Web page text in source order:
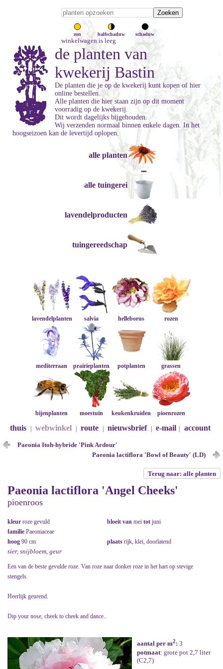
zon halfschaduw schaduw
winkelwagen is leeg
de planten van
kwekerij Bastin
De planten die je op de kwekerij kunt kopen of hier
online bestellen.
Alle planten die hier staan zijn op dit moment
voorradig op de kwekerij.
Dit wordt dagelijks bijgehouden.
Wij verzenden normaal binnen enkele dagen. In het
hoogseizoen kan de levertijd oplopen.
alle planten
alle tuingerei
lavendelproducten
tuingereedschap
lavendelplanten salvia helleborus rozen
mediterraan prairieplanten potplanten grassen
bijenplanten moestuin keukenkruiden pioenrozen
thuis webwinkel route nieuwsbrief e-mail account
Paeonia Itoh-hybride 'Pink Ardour'
Paeonia lactiflora 'Bowl of Beauty' (LD)
Terug naar: alle planten
Paeonia lactiflora 'Angel Cheeks'
pioenroos
kleur roze gevuld bloeit van mei tot juni
familie Paeoniaceae
hoog 90 cm plaats rijk, klei, doorlatend
sier, snijbloem, geur
Een van de beste gevulde roze. Van roze naar donker roze in het hart op stevige
stengels.
Heerlijk geurend.
Dip your nose, cheek to cheek and dance..
aantal per m2: 3
potmaat: grote pot 2,7 liter
(C2,7)